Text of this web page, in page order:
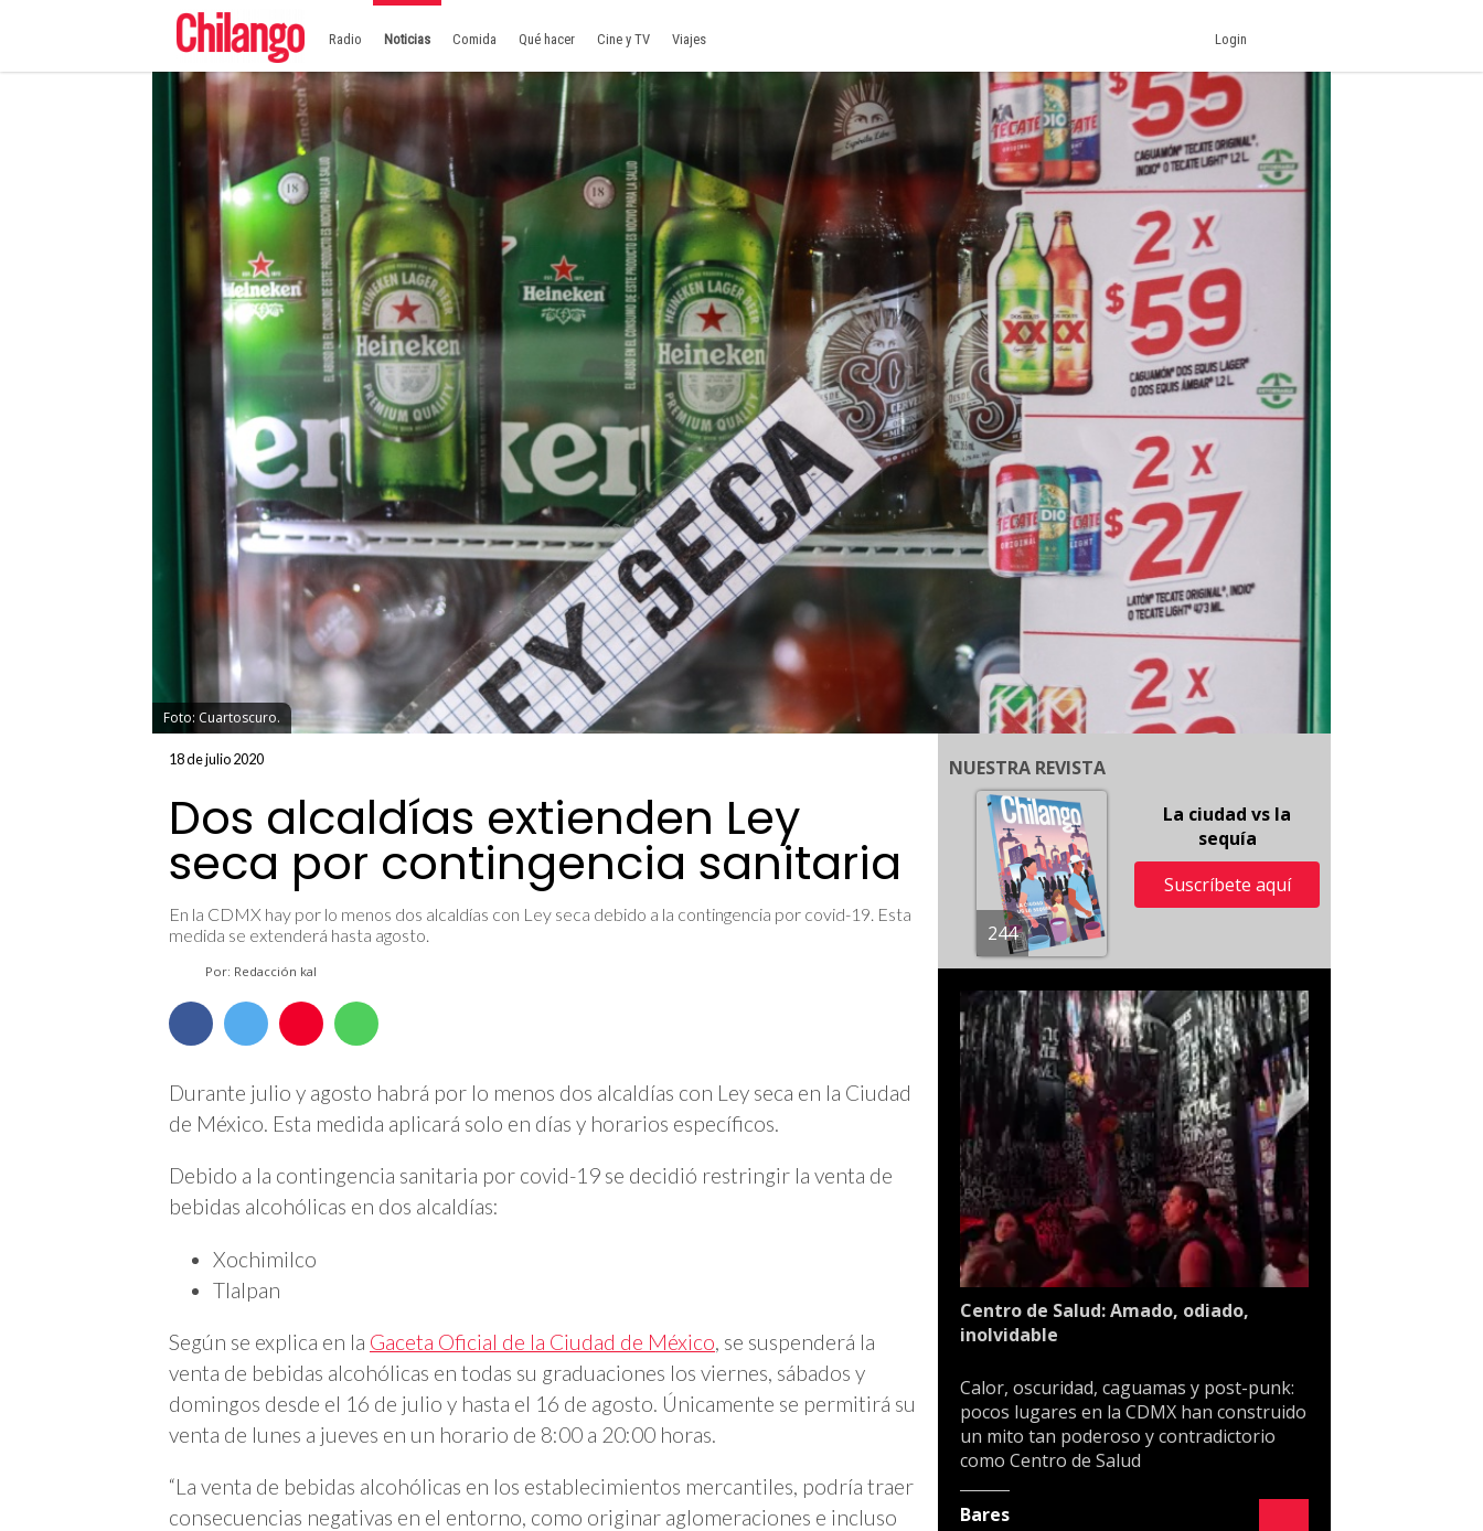
Radio Noticias Comida Qué hacer Cine y TV Viajes Login
Foto: Cuartoscuro.
18 de julio 2020
Dos alcaldías extienden Ley
seca por contingencia sanitaria
En la CDMX hay por lo menos dos alcaldías con Ley seca debido a la contingencia por covid-19. Esta
medida se extenderá hasta agosto.
Por: Redacción kal
Durante julio y agosto habrá por lo menos dos alcaldías con Ley seca en la Ciudad
de México. Esta medida aplicará solo en días y horarios específicos.
Debido a la contingencia sanitaria por covid-19 se decidió restringir la venta de
bebidas alcohólicas en dos alcaldías:
Xochimilco
Tlalpan
Según se explica en la Gaceta Oficial de la Ciudad de México, se suspenderá la
venta de bebidas alcohólicas en todas su graduaciones los viernes, sábados y
domingos desde el 16 de julio y hasta el 16 de agosto. Únicamente se permitirá su
venta de lunes a jueves en un horario de 8:00 a 20:00 horas.
“La venta de bebidas alcohólicas en los establecimientos mercantiles, podría traer
consecuencias negativas en el entorno, como originar aglomeraciones e incluso
NUESTRA REVISTA
244
La ciudad vs la
sequía
Suscríbete aquí
Centro de Salud: Amado, odiado,
inolvidable
Calor, oscuridad, caguamas y post-punk:
pocos lugares en la CDMX han construido
un mito tan poderoso y contradictorio
como Centro de Salud
Bares